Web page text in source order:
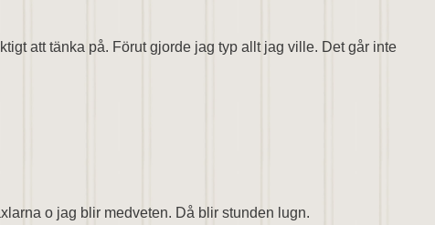
att tänka på. Förut gjorde jag typ allt jag ville. Det går inte
o jag blir medveten. Då blir stunden lugn.